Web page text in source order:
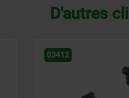
D'autres
03412